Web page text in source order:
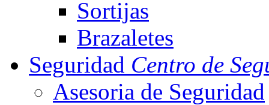
Sortijas
Brazaletes
Seguridad Centro de
Asesoria de Seguridad